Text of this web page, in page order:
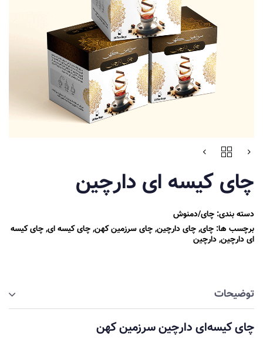
چای کیسه ای دارچین
دسته بندی: چای/دمنوش
برچسب ها: چای,چای دارچین,چای سرزمین کهن,چای کیسه ای,چای کیسه
ای دارچین,دارچین
توضیحات
چای کیسه‌ای دارچین سرزمین کهن